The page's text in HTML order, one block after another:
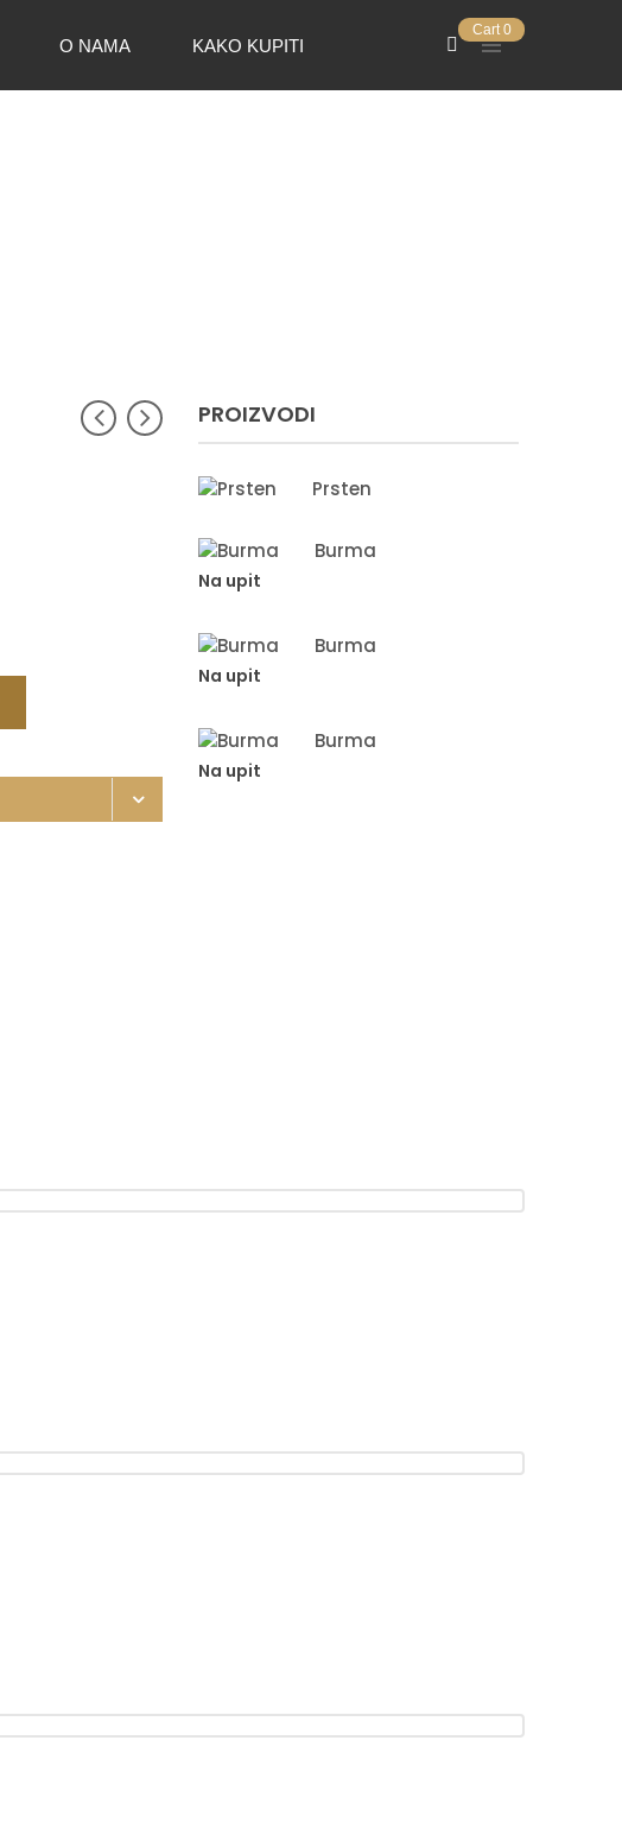
O NAMA KAKO KUPITI
Cart 0
PROIZVODI
Prsten
Burma
Na upit
Burma
Na upit
Burma
Na upit